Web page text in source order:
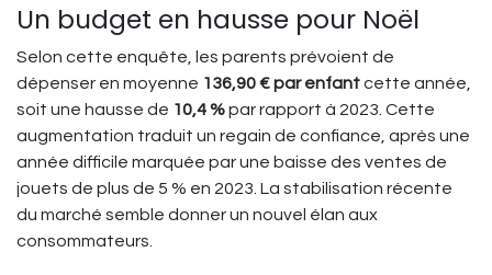
Un budget en hausse pour Noël
Selon cette enquête, les parents prévoient de
dépenser en moyenne 136,90 € par enfantcette année,
soit une hausse de 10,4 %par rapport à 2023. Cette
augmentation traduit un regain de confiance, après une
année difficile marquée par une baisse des ventes de
jouets de plus de 5 % en 2023. La stabilisation récente
du marché semble donner un nouvel élan aux
consommateurs.